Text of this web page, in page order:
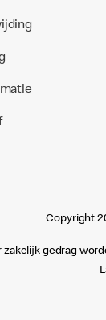
Copyright
zakelijk gedrag